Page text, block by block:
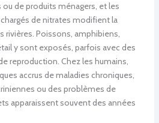
de produits ménagers, et les
de nitrates modifient la
rivières. Poissons, amphibiens,
y sont exposés, parfois avec des
reproduction. Chez les humains,
accrus de maladies chroniques,
ou des problèmes de
apparaissent souvent des années